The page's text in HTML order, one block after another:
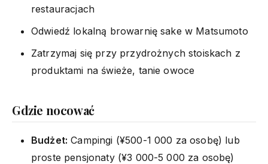
restauracjach
Odwiedź lokalną browarnię sake w Matsumoto
Zatrzymaj się przy przydrożnych stoiskach z
produktami na świeże, tanie owoce
Gdzie nocować
Budżet: Campingi (¥500-1 000 za osobę) lub
proste pensjonaty (¥3 000-5 000 za osobę)